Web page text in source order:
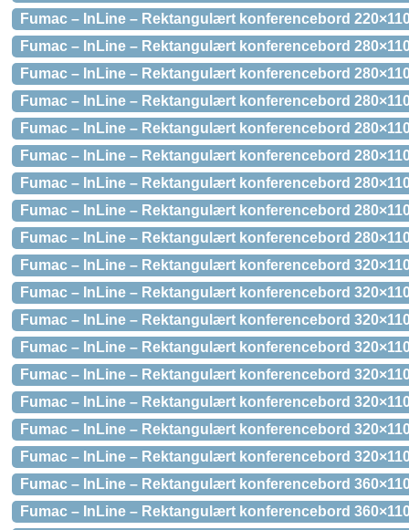
Fumac – InLine – Rektangulært konferencebord
Fumac – InLine – Rektangulært konferencebord
Fumac – InLine – Rektangulært konferencebord
Fumac – InLine – Rektangulært konferencebord
Fumac – InLine – Rektangulært konferencebord
Fumac – InLine – Rektangulært konferencebord
Fumac – InLine – Rektangulært konferencebord
Fumac – InLine – Rektangulært konferencebord
Fumac – InLine – Rektangulært konferencebord
Fumac – InLine – Rektangulært konferencebord
Fumac – InLine – Rektangulært konferencebord
Fumac – InLine – Rektangulært konferencebord
Fumac – InLine – Rektangulært konferencebord
Fumac – InLine – Rektangulært konferencebord
Fumac – InLine – Rektangulært konferencebord
Fumac – InLine – Rektangulært konferencebord
Fumac – InLine – Rektangulært konferencebord
Fumac – InLine – Rektangulært konferencebord
Fumac – InLine – Rektangulært konferencebord